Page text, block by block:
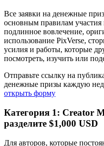
Все заявки на денежные
основным правилам
подлинное вовлечение,
использование PixVerse,
усилия и работы, которые
посмотреть, изучить или
Отправьте ссылку на
денежные призы каждую
открыть форму
Категория 1: Creator
разделите $1,000 USD
Для авторов, которые